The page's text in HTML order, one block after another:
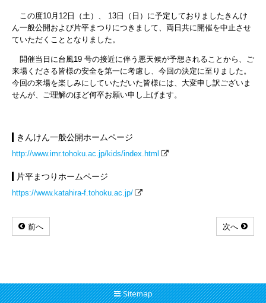
この度10月12日（土）、 13日（日）に予定しておりましたきんけ
ん一般公開および片平まつりにつきまして、両日共に開催を中止させ
ていただくこととなりました。
開催当日に台風19 号の接近に伴う悪天候が予想されることから、ご
来場くださる皆様の安全を第一に考慮し、今回の決定に至りました。
今回の来場を楽しみにしていただいた皆様には、大変申し訳ございま
せんが、ご理解のほど何卒お願い申し上げます。
きんけん一般公開ホームページ
http://www.imr.tohoku.ac.jp/kids/index.html
片平まつりホームページ
https://www.katahira-f.tohoku.ac.jp/
前へ 次へ
Sitemap